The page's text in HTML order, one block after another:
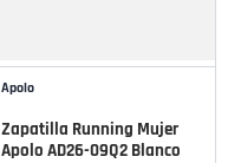
Apolo
Zapatilla Running Mujer
Apolo AD26-09Q2 Blanco